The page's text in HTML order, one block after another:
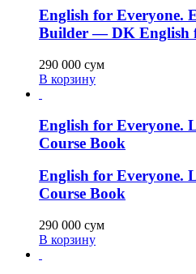
English for Everyone.
Builder — DK English
290 000 сум
В корзину
English for Everyone.
Course Book
English for Everyone.
Course Book
290 000 сум
В корзину